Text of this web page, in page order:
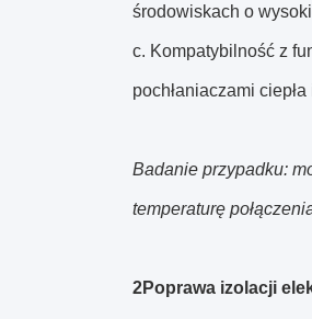
środowiskach o
c. Kompatybilność z
pochłaniaczami
Badanie przypadku:
temperaturę
2Poprawa izolacji